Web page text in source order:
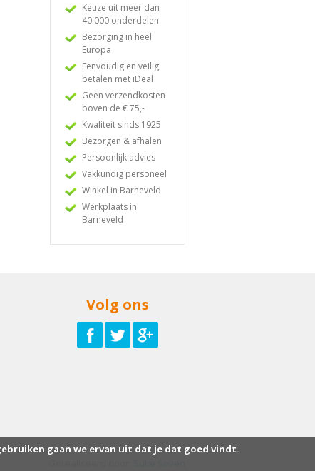
Keuze uit meer dan
40.000 onderdelen
Bezorging in heel
Europa
Eenvoudig en veilig
betalen met iDeal
Geen verzendkosten
boven de € 75,-
Kwaliteit sinds 1925
Bezorgen & afhalen
Persoonlijk advies
Vakkundig personeel
Winkel in Barneveld
Werkplaats in
Barneveld
Volg ons
gaan we ervan uit dat je dat goed vindt.